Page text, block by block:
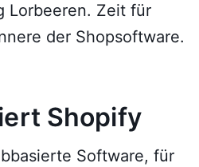
Lorbeeren. Zeit für
der Shopsoftware.
Shopify
Software, für